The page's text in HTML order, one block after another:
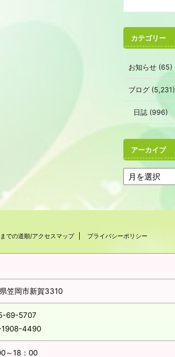
カテゴリー
お知らせ (65)
ブログ (5,231)
日誌 (996)
アーカイブ
での道順/アクセスマップ プライバシーポリシー
笠岡市新賀3310
69-5707
4490
～18：00